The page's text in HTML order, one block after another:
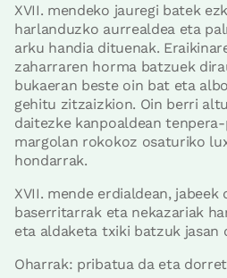
XVII. mendeko jauregi batek
harlanduzko aurrealdea eta
arku handia dituenak.
zaharraren horma batzuek
bukaeran beste oin bat eta
gehitu zitzaizkion. Oin berri
daitezke kanpoaldean
margolan rokokoz osaturiko
hondarrak.
XVII. mende erdialdean,
baserritarrak eta nekazariak
eta aldaketa txiki batzuk jasan
Oharrak: pribatua da eta